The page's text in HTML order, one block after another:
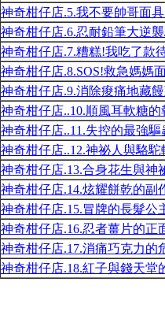
神奇柑仔店.5.我不要帥哥面
神奇柑仔店.6.忍耐鉛筆大逆
神奇柑仔店.7.糟糕!我吃了款
神奇柑仔店.8.SOS!救急媽媽
神奇柑仔店.9.消除痠痛地藏
神奇柑仔店..10.順風耳軟糖
神奇柑仔店..11.失控的最強
神奇柑仔店..12.神祕人與駱
神奇柑仔店.13.合身花生與神
神奇柑仔店.14.炫耀餅乾的副
神奇柑仔店.15.冒牌的長髮公
神奇柑仔店.16.忍者薑片的正
神奇柑仔店.17.消痛巧克力的
神奇柑仔店.18.紅子與錢天堂